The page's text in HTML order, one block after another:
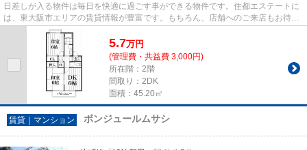
日差しが入る物件は毎日を快適に過ごす事ができる物件です。住都エステートに
は、東大阪市エリアの賃貸情報が豊富です。もちろん、店舗へのご来店もお待ち
しております。
5.7万円
(管理費・共益費 3,000円)
所在階：2階
間取り：2DK
面積：45.20㎡
賃貸｜マンション ボンジュールムサシ